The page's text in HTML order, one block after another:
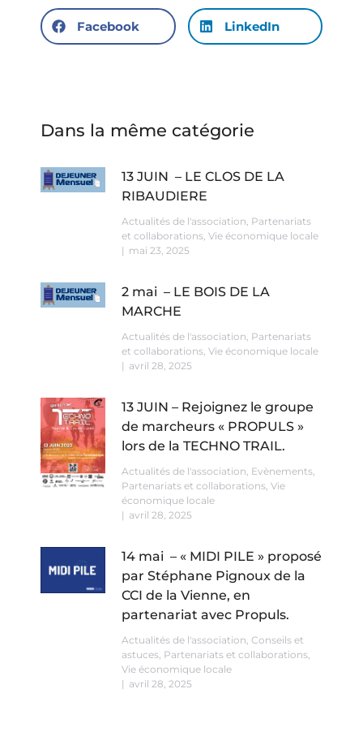
Facebook LinkedIn
Dans la même catégorie
13 JUIN – LE CLOS DE LA
RIBAUDIERE
Actualités de l'association, Partenariats
et collaborations, Vie économique locale
mai 23, 2025
2 mai – LE BOIS DE LA
MARCHE
Actualités de l'association, Partenariats
et collaborations, Vie économique locale
avril 28, 2025
13 JUIN – Rejoignez le groupe
de marcheurs « PROPULS »
lors de la TECHNO TRAIL.
Actualités de l'association, Evènements,
Partenariats et collaborations, Vie
économique locale
avril 28, 2025
14 mai – « MIDI PILE » proposé
par Stéphane Pignoux de la
CCI de la Vienne, en
partenariat avec Propuls.
Actualités de l'association, Conseils et
astuces, Partenariats et collaborations,
Vie économique locale
avril 28, 2025